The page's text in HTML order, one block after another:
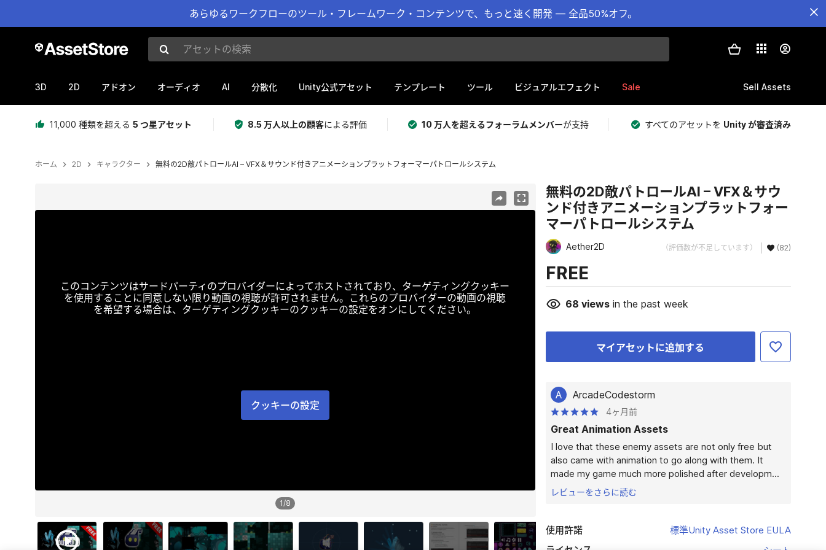
あらゆるワークフローのツール・フレームワーク・コンテンツで、もっと速く開発 — 全品50%オフ。
アセットの検索
3D 2D アドオン オーディオ AI 分散化 Unity公式アセット テンプレート ツール ビジュアルエフェクト Sale Sell Assets
11,000 種類を超える 5 つ星アセット 8.5 万人以上の顧客による評価 10 万人を超えるフォーラムメンバーが支持 すべてのアセットを Unity が審査済み
ホーム 2D キャラクター 無料の2D敵パトロールAI – VFX＆サウンド付きアニメーションプラットフォーマーパトロールシステム
このコンテンツはサードパーティのプロバイダーによってホストされており、ターゲティングクッキー
を使用することに同意しない限り動画の視聴が許可されません。これらのプロバイダーの動画の視聴
を希望する場合は、ターゲティングクッキーのクッキーの設定をオンにしてください。
クッキーの設定
1/8
無料の2D敵パトロールAI – VFX＆サウ
ンド付きアニメーションプラットフォー
マーパトロールシステム
Aether2D （評価数が不足しています） (82)
FREE
68 viewsin the past week
マイアセットに追加する
A ArcadeCodestorm
4ヶ月前
Great Animation Assets
I love that these enemy assets are not only free but
also came with animation to go along with them. It
made my game much more polished after developm...
レビューをさらに読む
使用許諾
標準Unity Asset Store EULA